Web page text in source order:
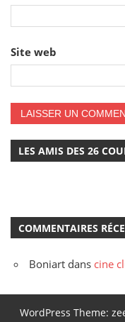
Site web
LES AMIS DES 26
COMMENTAIRES
Boniartdans cine
WordPress Theme: